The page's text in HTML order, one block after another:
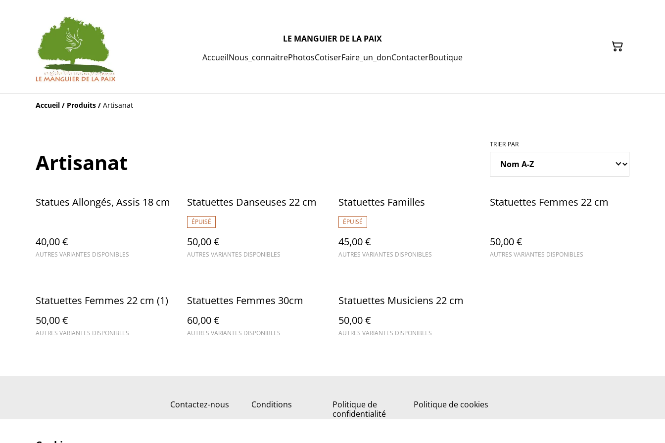
LE MANGUIER DE LA PAIX
AccueilNous_connaitrePhotosCotiserFaire_un_donContacterBoutique
Accueil / Produits / Artisanat
Artisanat
TRIER PAR
Statues Allongés, Assis 18 cm
40,00 €
AUTRES VARIANTES DISPONIBLES
Statuettes Danseuses 22 cm
ÉPUISÉ
50,00 €
AUTRES VARIANTES DISPONIBLES
Statuettes Familles
ÉPUISÉ
45,00 €
AUTRES VARIANTES DISPONIBLES
Statuettes Femmes 22 cm
50,00 €
AUTRES VARIANTES DISPONIBLES
Statuettes Femmes 22 cm (1)
50,00 €
AUTRES VARIANTES DISPONIBLES
Statuettes Femmes 30cm
60,00 €
AUTRES VARIANTES DISPONIBLES
Statuettes Musiciens 22 cm
50,00 €
AUTRES VARIANTES DISPONIBLES
Contactez-nous Conditions
Politique de
confidentialité
Politique de cookies